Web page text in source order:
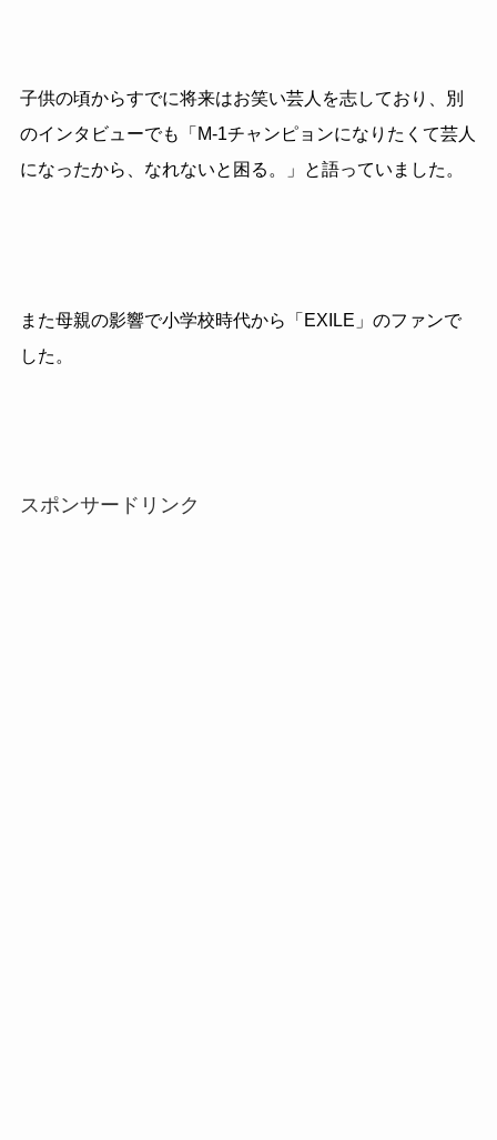
子供の頃からすでに将来はお笑い芸人を志しており、別
のインタビューでも「M-1チャンピョンになりたくて芸人
になったから、なれないと困る。」と語っていました。
また母親の影響で小学校時代から「EXILE」のファンで
した。
スポンサードリンク